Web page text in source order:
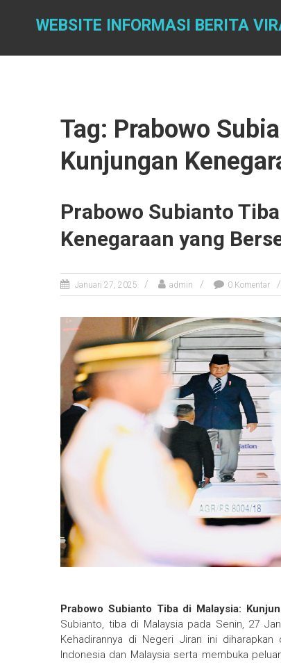
WEBSITE INFORMASI BERITA
Tag: Prabowo
Kunjungan
Prabowo Subianto
Kenegaraan yang
Januari 27, 2025 admin 0 Komentar
Prabowo Subianto Tiba di Malaysia:
Subianto, tiba di Malaysia pada Senin, 27
Kehadirannya di Negeri Jiran ini
Indonesia dan Malaysia serta membuka